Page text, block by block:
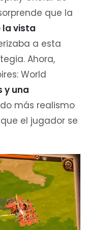
que la
la vista
a esta
Ahora,
World
y una
más realismo
el jugador se